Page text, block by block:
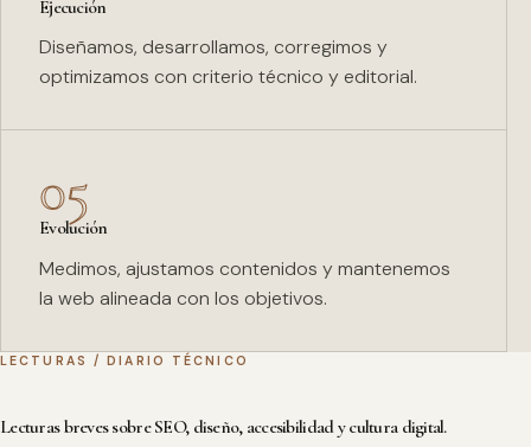
Ejecución
Diseñamos, desarrollamos, corregimos y
optimizamos con criterio técnico y editorial.
05
Evolución
Medimos, ajustamos contenidos y mantenemos
la web alineada con los objetivos.
LECTURAS / DIARIO TÉCNICO
Lecturas breves sobre SEO, diseño, accesibilidad y cultura digital.